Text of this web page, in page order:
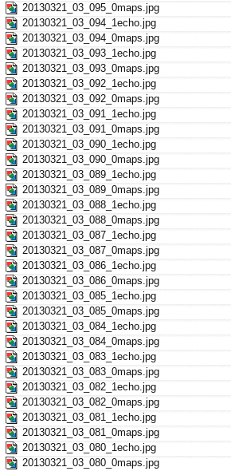
20130321_03_095_0maps.jpg
20130321_03_094_1echo.jpg
20130321_03_094_0maps.jpg
20130321_03_093_1echo.jpg
20130321_03_093_0maps.jpg
20130321_03_092_1echo.jpg
20130321_03_092_0maps.jpg
20130321_03_091_1echo.jpg
20130321_03_091_0maps.jpg
20130321_03_090_1echo.jpg
20130321_03_090_0maps.jpg
20130321_03_089_1echo.jpg
20130321_03_089_0maps.jpg
20130321_03_088_1echo.jpg
20130321_03_088_0maps.jpg
20130321_03_087_1echo.jpg
20130321_03_087_0maps.jpg
20130321_03_086_1echo.jpg
20130321_03_086_0maps.jpg
20130321_03_085_1echo.jpg
20130321_03_085_0maps.jpg
20130321_03_084_1echo.jpg
20130321_03_084_0maps.jpg
20130321_03_083_1echo.jpg
20130321_03_083_0maps.jpg
20130321_03_082_1echo.jpg
20130321_03_082_0maps.jpg
20130321_03_081_1echo.jpg
20130321_03_081_0maps.jpg
20130321_03_080_1echo.jpg
20130321_03_080_0maps.jpg